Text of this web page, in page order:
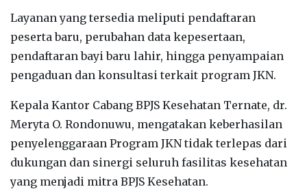
‎Layanan yang tersedia meliputi pendaftaran
peserta baru, perubahan data kepesertaan,
pendaftaran bayi baru lahir, hingga penyampaian
pengaduan dan konsultasi terkait program JKN.
‎Kepala Kantor Cabang BPJS Kesehatan Ternate, dr.
Meryta O. Rondonuwu, mengatakan keberhasilan
penyelenggaraan Program JKN tidak terlepas dari
dukungan dan sinergi seluruh fasilitas kesehatan
yang menjadi mitra BPJS Kesehatan.